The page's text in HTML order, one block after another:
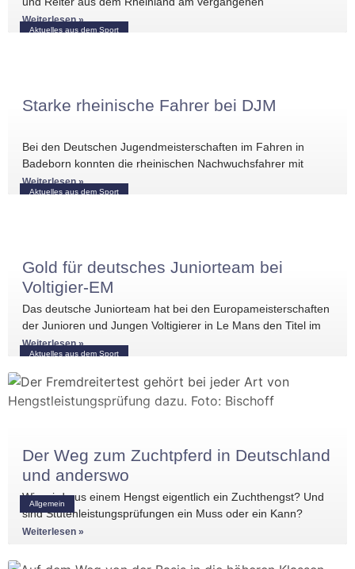
Aktuelles aus dem Sport
Wochenende international erfolgreich unterwegs. Bei
Weiterlesen »
Aktuelles aus dem Sport
Starke rheinische Fahrer bei DJM
Bei den Deutschen Jugendmeisterschaften im Fahren in
Badeborn konnten die rheinischen Nachwuchsfahrer mit
mehreren vorderen Platzierungen überzeugen. Frederik
Koitka erreichte
Weiterlesen »
Aktuelles aus dem Sport
Gold für deutsches Juniorteam bei
Voltigier-EM
Das deutsche Juniorteam hat bei den Europameisterschaften
der Junioren und Jungen Voltigierer in Le Mans den Titel im
Gruppenvoltigieren gewonnen.
Weiterlesen »
Allgemein
Der Weg zum Zuchtpferd in Deutschland
und anderswo
Wie wird aus einem Hengst eigentlich ein Zuchthengst? Und
sind Stutenleistungsprüfungen ein Muss oder ein Kann?
Einblicke in die Regelwerke
Weiterlesen »